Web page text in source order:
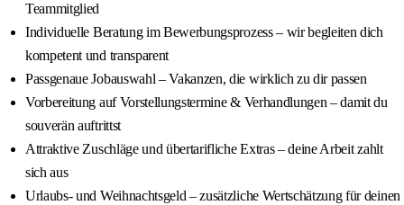
Teammitglied
Individuelle Beratung im Bewerbungsprozess – wir begleiten dich
kompetent und transparent
Passgenaue Jobauswahl – Vakanzen, die wirklich zu dir passen
Vorbereitung auf Vorstellungstermine & Verhandlungen – damit du
souverän auftrittst
Attraktive Zuschläge und übertarifliche Extras – deine Arbeit zahlt
sich aus
Urlaubs- und Weihnachtsgeld – zusätzliche Wertschätzung für deinen